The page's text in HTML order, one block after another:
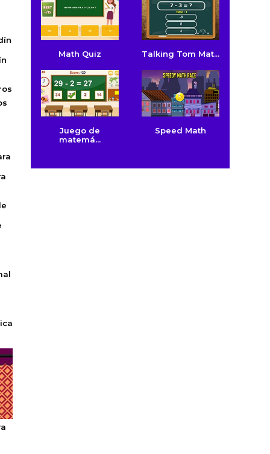
Math Quiz Talking Tom Mat...
Juego de
matemá...
Speed Math